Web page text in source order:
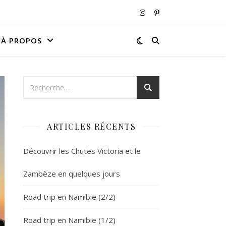
À PROPOS
ARTICLES RÉCENTS
Découvrir les Chutes Victoria et le
Zambèze en quelques jours
Road trip en Namibie (2/2)
Road trip en Namibie (1/2)